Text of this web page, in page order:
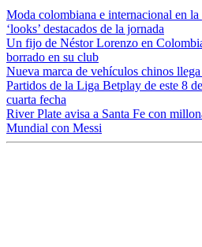
Moda colombiana e internacional en
‘looks’ destacados de la jornada
Un fijo de Néstor Lorenzo en
borrado en su club
Nueva marca de vehículos chinos
Partidos de la Liga Betplay de este 8
cuarta fecha
River Plate avisa a Santa Fe con
Mundial con Messi